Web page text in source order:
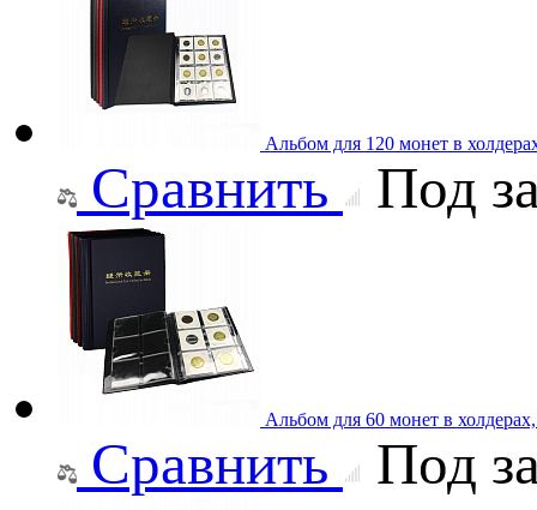
Альбом для 120 монет в
Сравнить Под
Альбом для 60 монет в
Сравнить Под